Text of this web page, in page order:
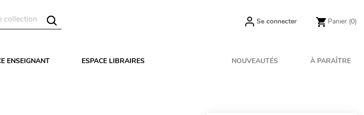
Se connecter Panier (0)
ENSEIGNANT ESPACE LIBRAIRES NOUVEAUTÉS À PARAÎTRE